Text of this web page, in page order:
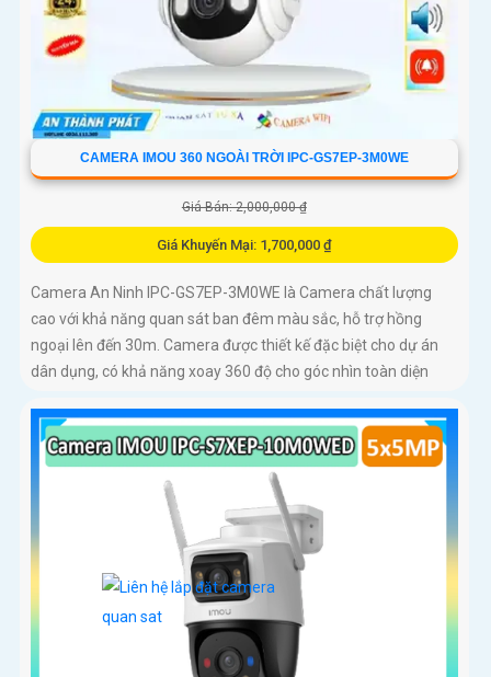
CAMERA IMOU 360 NGOÀI TRỜI IPC-GS7EP-3M0WE
Giá Bán: 2,000,000 ₫
Giá Khuyến Mại: 1,700,000 ₫
Camera An Ninh IPC-GS7EP-3M0WE là Camera chất lượng
cao với khả năng quan sát ban đêm màu sắc, hỗ trợ hồng
ngoại lên đến 30m. Camera được thiết kế đặc biệt cho dự án
dân dụng, có khả năng xoay 360 độ cho góc nhìn toàn diện